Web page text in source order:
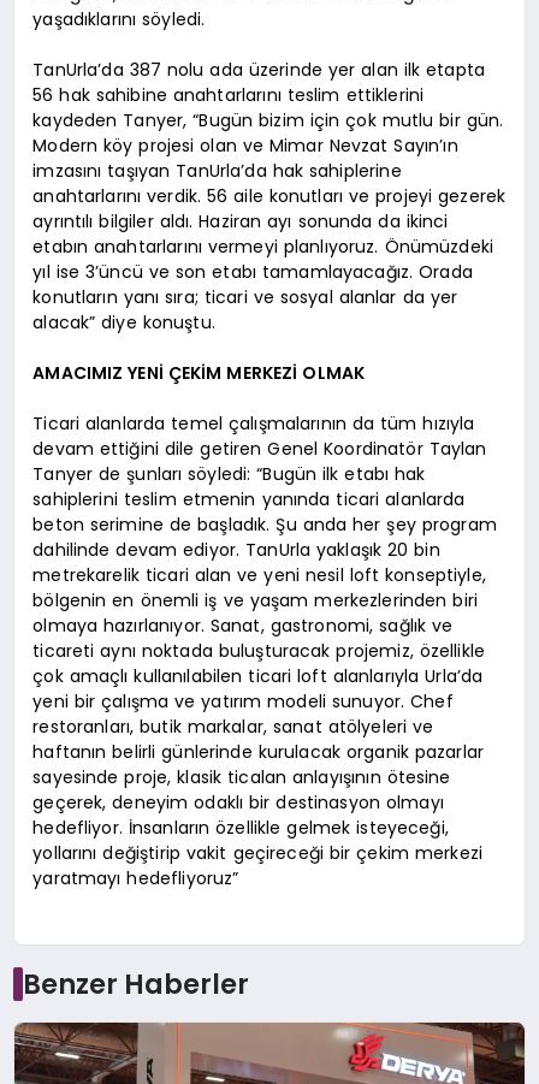
yaşadıklarını söyledi.
TanUrla’da 387 nolu ada üzerinde yer alan ilk etapta
56 hak sahibine anahtarlarını teslim ettiklerini
kaydeden Tanyer, “Bugün bizim için çok mutlu bir gün.
Modern köy projesi olan ve Mimar Nevzat Sayın’ın
imzasını taşıyan TanUrla’da hak sahiplerine
anahtarlarını verdik. 56 aile konutları ve projeyi gezerek
ayrıntılı bilgiler aldı. Haziran ayı sonunda da ikinci
etabın anahtarlarını vermeyi planlıyoruz. Önümüzdeki
yıl ise 3’üncü ve son etabı tamamlayacağız. Orada
konutların yanı sıra; ticari ve sosyal alanlar da yer
alacak” diye konuştu.
AMACIMIZ YENİ ÇEKİM MERKEZİ OLMAK
Ticari alanlarda temel çalışmalarının da tüm hızıyla
devam ettiğini dile getiren Genel Koordinatör Taylan
Tanyer de şunları söyledi: “Bugün ilk etabı hak
sahiplerini teslim etmenin yanında ticari alanlarda
beton serimine de başladık. Şu anda her şey program
dahilinde devam ediyor. TanUrla yaklaşık 20 bin
metrekarelik ticari alan ve yeni nesil loft konseptiyle,
bölgenin en önemli iş ve yaşam merkezlerinden biri
olmaya hazırlanıyor. Sanat, gastronomi, sağlık ve
ticareti aynı noktada buluşturacak projemiz, özellikle
çok amaçlı kullanılabilen ticari loft alanlarıyla Urla’da
yeni bir çalışma ve yatırım modeli sunuyor. Chef
restoranları, butik markalar, sanat atölyeleri ve
haftanın belirli günlerinde kurulacak organik pazarlar
sayesinde proje, klasik ticalan anlayışının ötesine
geçerek, deneyim odaklı bir destinasyon olmayı
hedefliyor. İnsanların özellikle gelmek isteyeceği,
yollarını değiştirip vakit geçireceği bir çekim merkezi
yaratmayı hedefliyoruz”
Benzer Haberler